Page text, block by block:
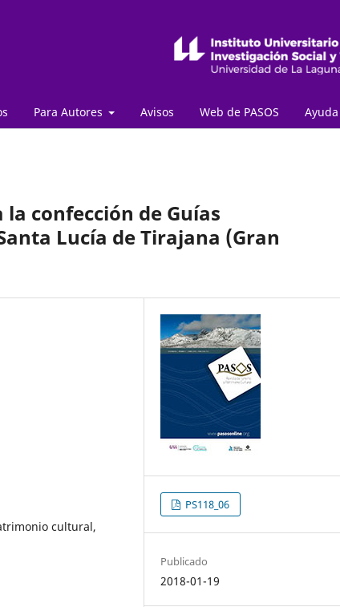
Para Autores Avisos Web de PASOS Ayuda
confección de Guías
Lucía de Tirajana (Gran
cultural,
PS118_06
Publicado
2018-01-19